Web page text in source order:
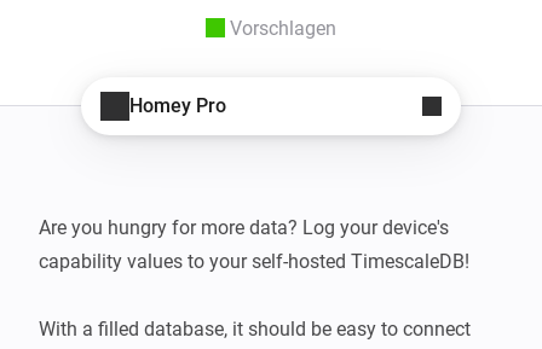
Vorschlagen
Homey Pro
Are you hungry for more data? Log your device's
capability values to your self-hosted TimescaleDB!
With a filled database, it should be easy to connect